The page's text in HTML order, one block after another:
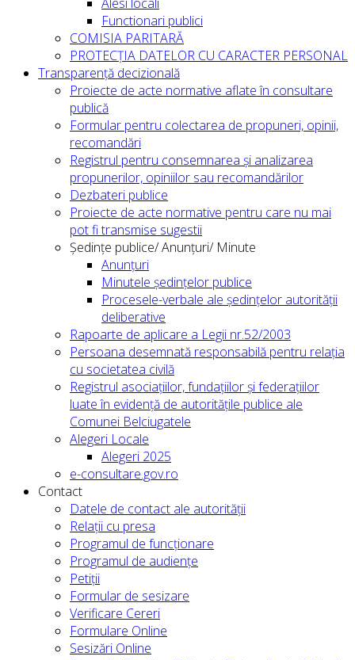
Functionari publici
COMISIA PARITARĂ
PROTECȚIA DATELOR CU CARACTER PERSONAL
Transparență decizională
Proiecte de acte normative aflate în consultare
publică
Formular pentru colectarea de propuneri, opinii,
recomandări
Registrul pentru consemnarea și analizarea
propunerilor, opiniilor sau recomandărilor
Dezbateri publice
Proiecte de acte normative pentru care nu mai
pot fi transmise sugestii
Ședințe publice/ Anunțuri/ Minute
Anunțuri
Minutele ședințelor publice
Procesele-verbale ale ședințelor autorității
deliberative
Rapoarte de aplicare a Legii nr.52/2003
Persoana desemnată responsabilă pentru relația
cu societatea civilă
Registrul asociațiilor, fundațiilor și federațiilor
luate în evidență de autoritățile publice ale
Comunei Belciugatele
Alegeri Locale
Alegeri 2025
e-consultare.gov.ro
Contact
Datele de contact ale autorității
Relații cu presa
Programul de funcționare
Programul de audiențe
Petiții
Formular de sesizare
Verificare Cereri
Formulare Online
Sesizări Online